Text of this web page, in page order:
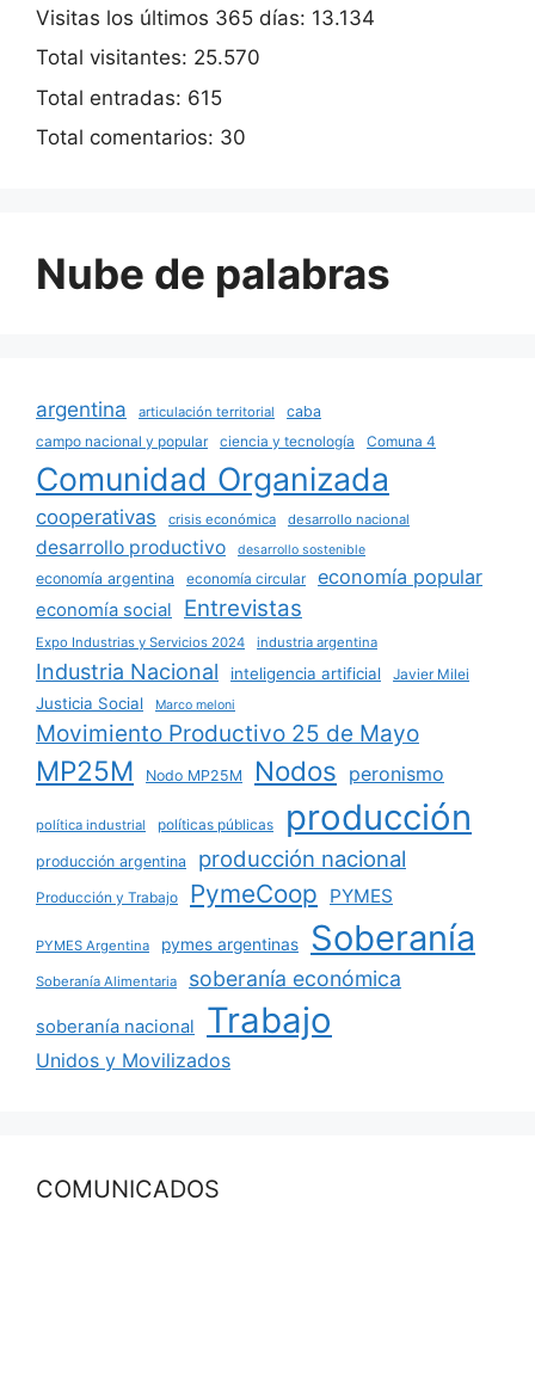
Visitas los últimos 365 días: 13.134
Total visitantes: 25.570
Total entradas: 615
Total comentarios: 30
Nube de palabras
argentina articulación territorial
caba
campo nacional y popular
ciencia y tecnología Comuna 4
Comunidad Organizada
cooperativas crisis económica desarrollo nacional
desarrollo productivo desarrollo sostenible
economía argentina economía circular economía popular
economía social Entrevistas
Expo Industrias y Servicios 2024 industria argentina
Industria Nacional inteligencia artificial Javier Milei
Justicia Social Marco meloni
Movimiento Productivo 25 de Mayo
MP25M Nodo MP25M Nodos peronismo
política industrial políticas públicas producción
producción argentina producción nacional
Producción y Trabajo PymeCoop PYMES
PYMES Argentina pymes argentinas Soberanía
Soberanía Alimentaria soberanía económica
soberanía nacional Trabajo
Unidos y Movilizados
COMUNICADOS